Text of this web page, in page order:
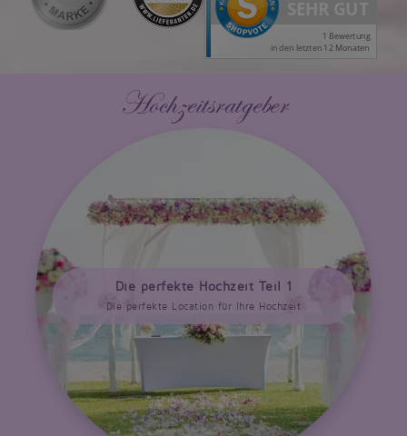
Hochzeitsratgeber
Die perfekte Hochzeit Teil 1
Die perfekte Location für Ihre Hochzeit